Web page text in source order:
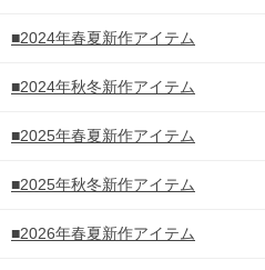
■2024年春夏新作アイテム
■2024年秋冬新作アイテム
■2025年春夏新作アイテム
■2025年秋冬新作アイテム
■2026年春夏新作アイテム